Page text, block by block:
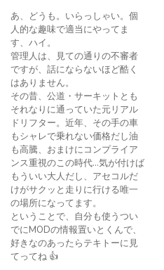
あ、どうも。いらっしゃい。個
人的な趣味で適当にやってま
す、ハイ。
管理人は、見ての通りの不審者
ですが、話にならないほど酷く
はありません。
その昔、公道・サーキットとも
それなりに通っていた元リアル
ドリフター。近年、その手の車
もシャレで乗れない価格だし油
も高騰、おまけにコンプライア
ンス重視のこの時代…気が付けば
もういい大人だし、アセコルだ
けがサクッと走りに行ける唯一
の場所になってます。
ということで、自分も使うつい
でにMODの情報置いとくんで、
好きなのあったらテキトーに見
てってね 👍